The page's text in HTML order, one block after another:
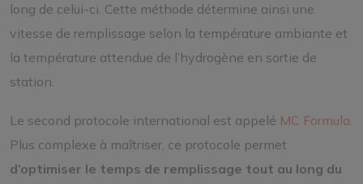
long de celui-ci. Cette méthode détermine ainsi une
vitesse de remplissage selon la température ambiante et
la température attendue de l’hydrogène en sortie de
station.
Le second protocole international est appelé MC Formula.
Plus complexe à maîtriser, ce protocole permet
d’optimiser le temps de remplissage tout au long du